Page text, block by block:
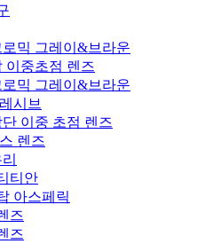
로믹 그레이&브라운
이중초점 렌즈
로믹 그레이&브라운
시브
단 이중 초점 렌즈
렌즈
티안
아스페릭
즈
즈